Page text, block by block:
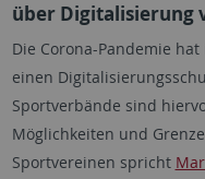
über Digitalisierung
Die Corona-Pandemie
einen
Sportverbände sind
Möglichkeiten und
Sportvereinen spricht